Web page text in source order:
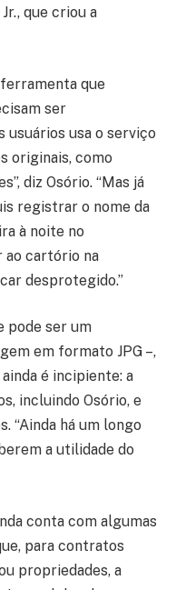
que criou a
que
ser
usuários usa o serviço
originais, como
diz Osório. “Mas já
registrar o nome da
à noite no
ao cartório na
desprotegido.”
pode ser um
em formato JPG –,
é incipiente: a
incluindo Osório, e
“Ainda há um longo
a utilidade do
conta com algumas
para contratos
propriedades, a